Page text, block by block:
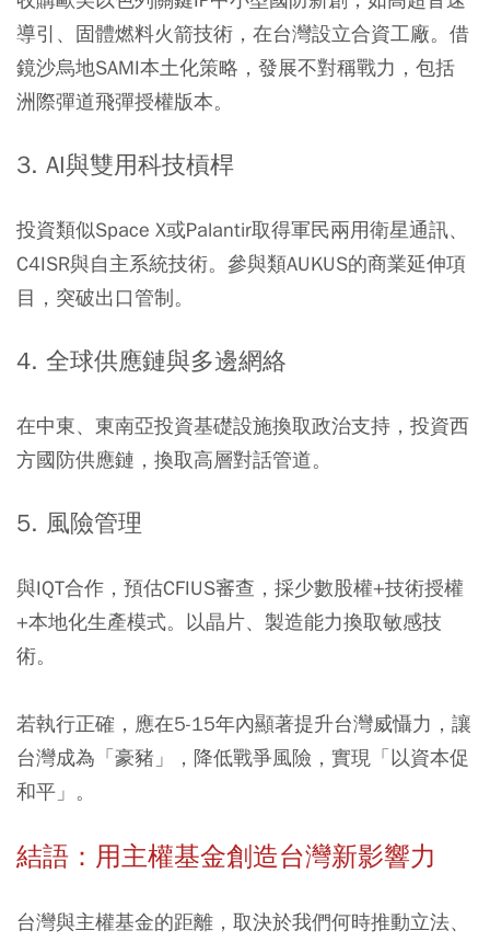
導引、固體燃料火箭技術，在台灣設立合資工廠。借
鏡沙烏地SAMI本土化策略，發展不對稱戰力，包括
洲際彈道飛彈授權版本。
3. AI與雙用科技槓桿
投資類似Space X或Palantir取得軍民兩用衛星通訊、
C4ISR與自主系統技術。參與類AUKUS的商業延伸項
目，突破出口管制。
4. 全球供應鏈與多邊網絡
在中東、東南亞投資基礎設施換取政治支持，投資西
方國防供應鏈，換取高層對話管道。
5. 風險管理
與IQT合作，預估CFIUS審查，採少數股權+技術授權
+本地化生產模式。以晶片、製造能力換取敏感技
術。
若執行正確，應在5-15年內顯著提升台灣威懾力，讓
台灣成為「豪豬」，降低戰爭風險，實現「以資本促
和平」。
結語：用主權基金創造台灣新影響力
台灣與主權基金的距離，取決於我們何時推動立法、